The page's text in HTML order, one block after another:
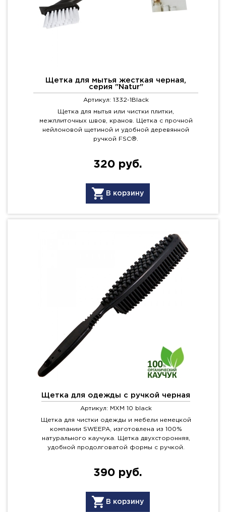
Щетка для мытья жесткая черная,
серия "Natur"
Артикул: 1332-1Black
Щетка для мытья или чистки плитки,
межплиточных швов, кранов. Щетка с прочной
нейлоновой щетиной и удобной деревянной
ручкой FSC®.
320 руб.
В корзину
Щетка для одежды с ручкой черная
Артикул: MXM 10 black
Щетка для чистки одежды и мебели немецкой
компании SWEEPA, изготовлена из 100%
натурального каучука. Щетка двухсторонняя,
удобной продолговатой формы с ручкой.
390 руб.
В корзину